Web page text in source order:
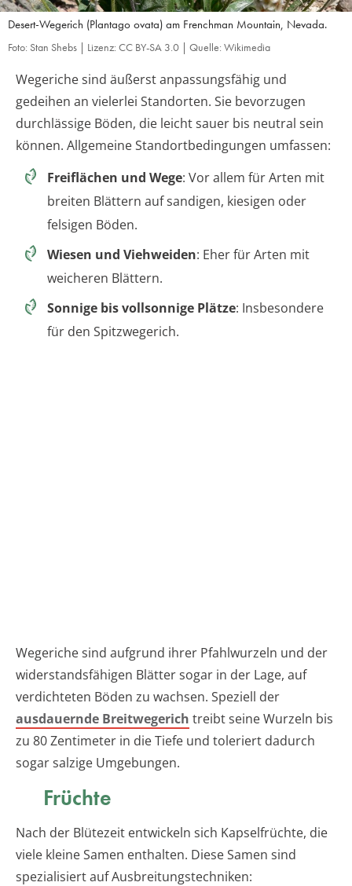
Desert-Wegerich (Plantago ovata) am Frenchman Mountain, Nevada.
Foto: Stan Shebs | Lizenz: CC BY-SA 3.0 | Quelle: Wikimedia
Wegeriche sind äußerst anpassungsfähig und
gedeihen an vielerlei Standorten. Sie bevorzugen
durchlässige Böden, die leicht sauer bis neutral sein
können. Allgemeine Standortbedingungen umfassen:
Freiflächen und Wege: Vor allem für Arten mit
breiten Blättern auf sandigen, kiesigen oder
felsigen Böden.
Wiesen und Viehweiden: Eher für Arten mit
weicheren Blättern.
Sonnige bis vollsonnige Plätze: Insbesondere
für den Spitzwegerich.
Wegeriche sind aufgrund ihrer Pfahlwurzeln und der
widerstandsfähigen Blätter sogar in der Lage, auf
verdichteten Böden zu wachsen. Speziell der
ausdauernde Breitwegerich treibt seine Wurzeln bis
zu 80 Zentimeter in die Tiefe und toleriert dadurch
sogar salzige Umgebungen.
Früchte
Nach der Blütezeit entwickeln sich Kapselfrüchte, die
viele kleine Samen enthalten. Diese Samen sind
spezialisiert auf Ausbreitungstechniken: